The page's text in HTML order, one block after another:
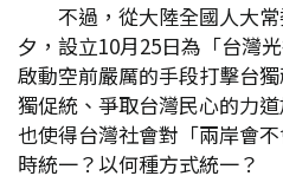
不過，從大陸全國人大
夕，設立10月25日為「台灣
啟動空前嚴厲的手段打擊台
獨促統、爭取台灣民心的力
也使得台灣社會對「兩岸會
時統一？以何種方式統一？